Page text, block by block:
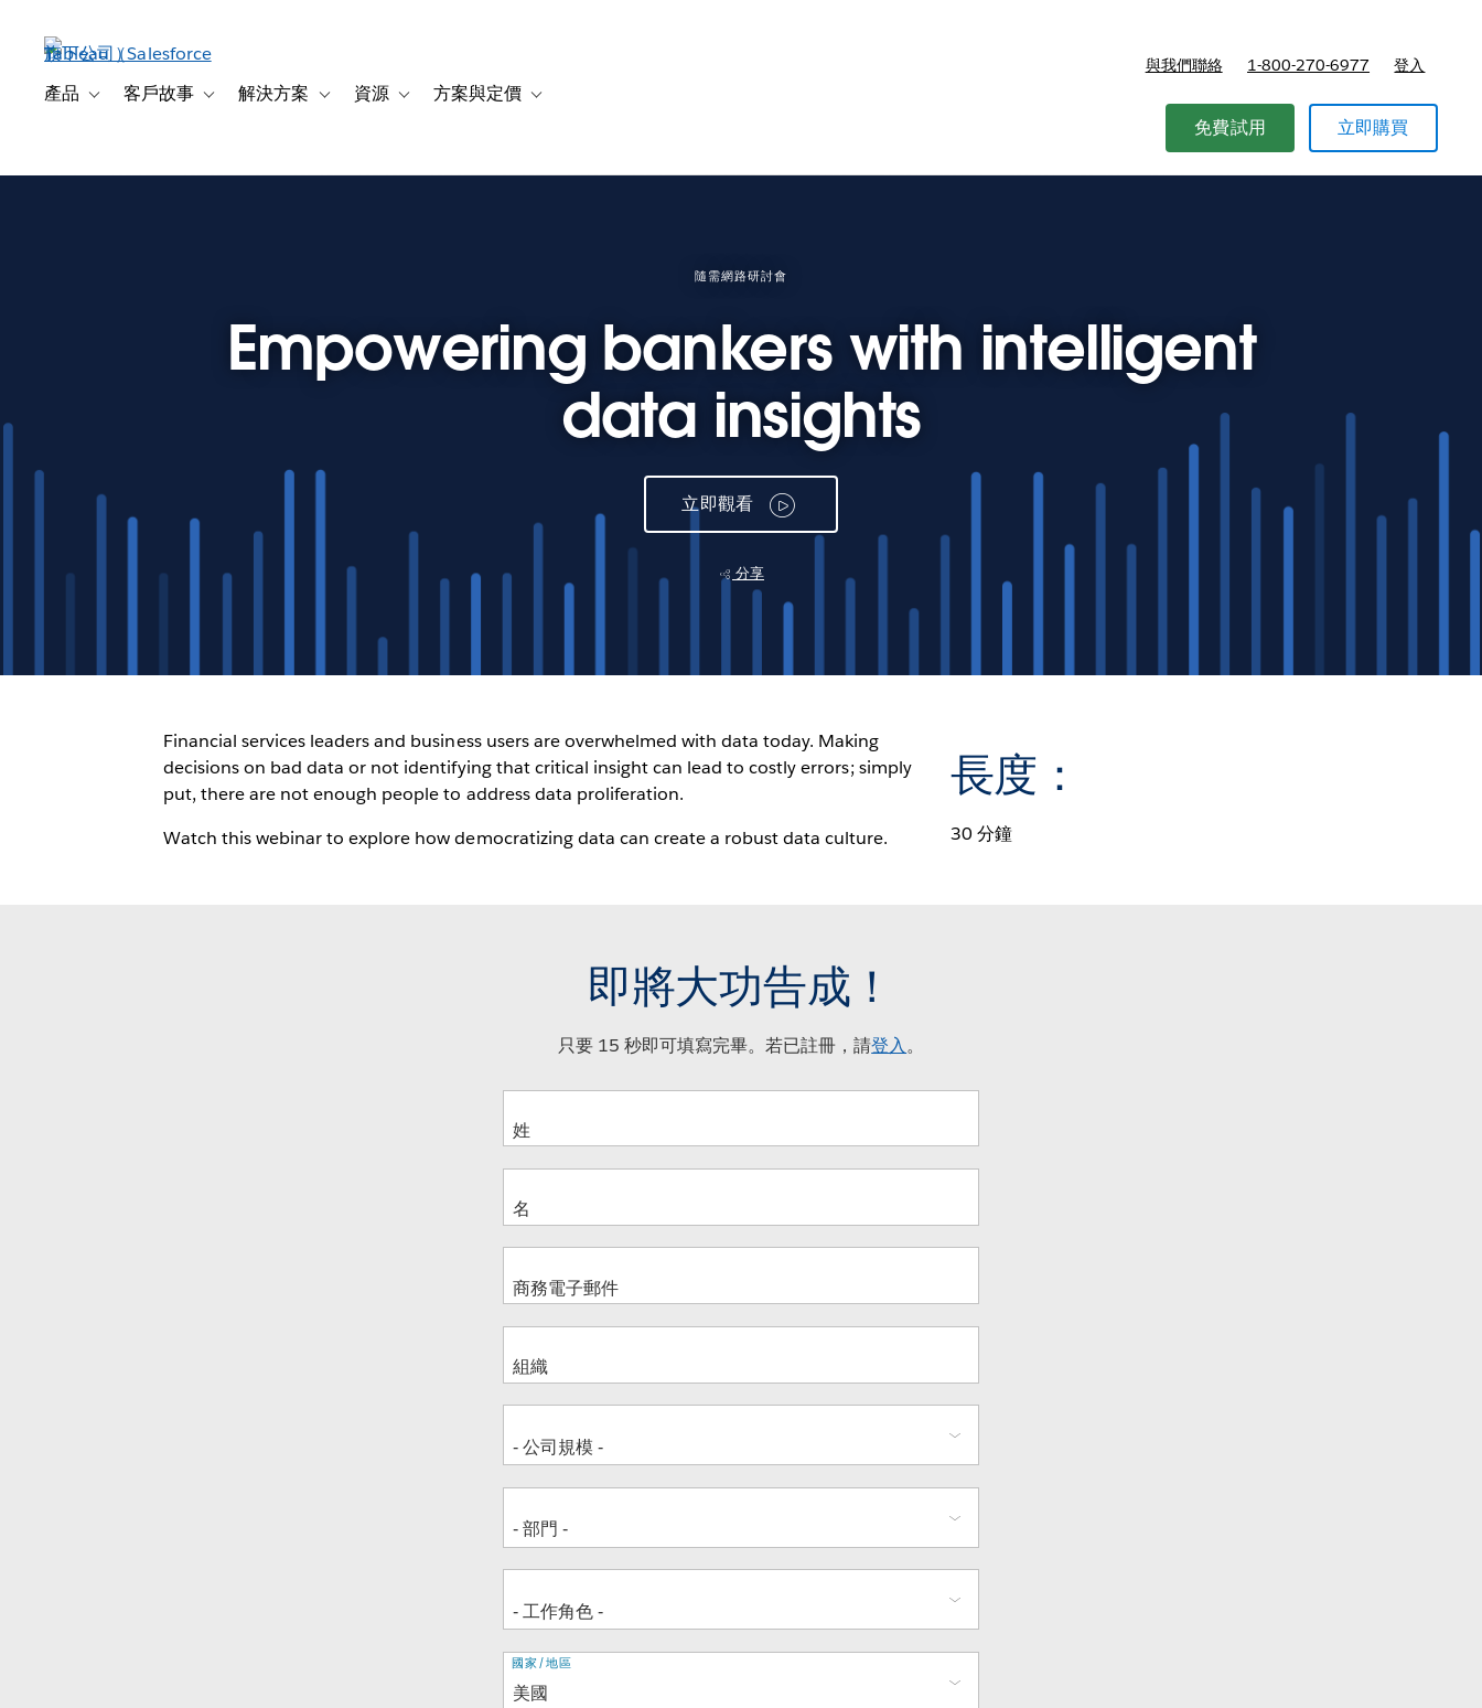
產品 Toggle sub-navigation for 產品
客戶故事 Toggle sub-navigation for 客戶故事
解決方案 Toggle sub-navigation for 解決方案
資源 Toggle sub-navigation for 資源
方案與定價 Toggle sub-navigation for 方案與定價
與我們聯絡 1-800-270-6977 登入
免費試用 立即購買
隨需網路研討會
Empowering bankers with intelligent
data insights
立即觀看
分享
Financial services leaders and business users are overwhelmed with data today. Making
decisions on bad data or not identifying that critical insight can lead to costly errors; simply
put, there are not enough people to address data proliferation.
Watch this webinar to explore how democratizing data can create a robust data culture.
長度：
30 分鐘
即將大功告成！
只要 15 秒即可填寫完畢。若已註冊，請登入。
地
址
國家/地區